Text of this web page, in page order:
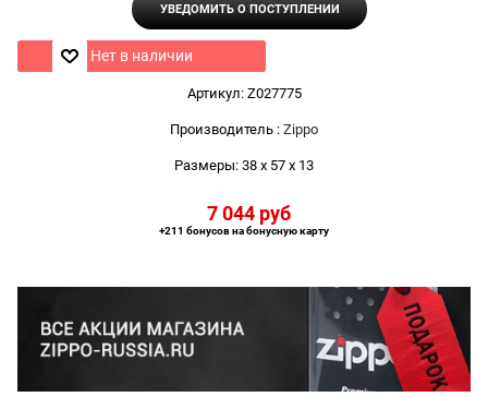
УВЕДОМИТЬ О ПОСТУПЛЕНИИ
Нет в наличии
Артикул: Z027775
Производитель : Zippo
Размеры: 38 x 57 x 13
7 044 руб
+211 бонусов на бонусную карту